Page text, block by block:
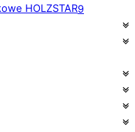
HOLZSTAR9